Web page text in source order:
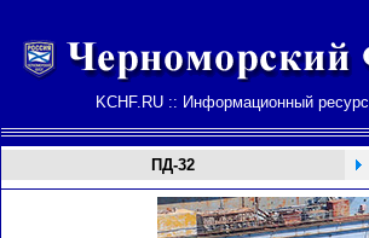
KCHF.RU :: Информационный ресурс
ПД-32